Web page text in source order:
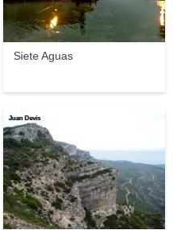
Siete Aguas
Juan Devis